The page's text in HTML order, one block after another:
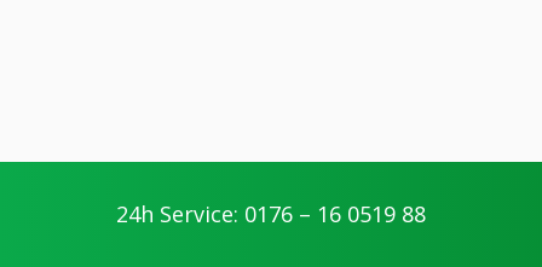
24h Service: 0176 – 16 0519 88